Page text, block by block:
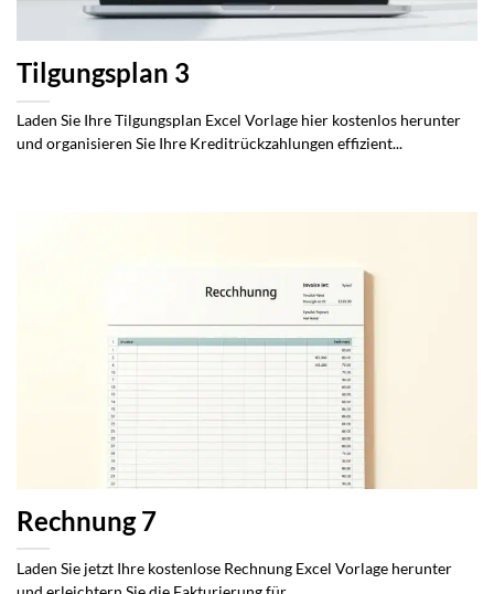
Tilgungsplan 3
Laden Sie Ihre Tilgungsplan Excel Vorlage hier kostenlos herunter
und organisieren Sie Ihre Kreditrückzahlungen effizient...
Rechnung 7
Laden Sie jetzt Ihre kostenlose Rechnung Excel Vorlage herunter